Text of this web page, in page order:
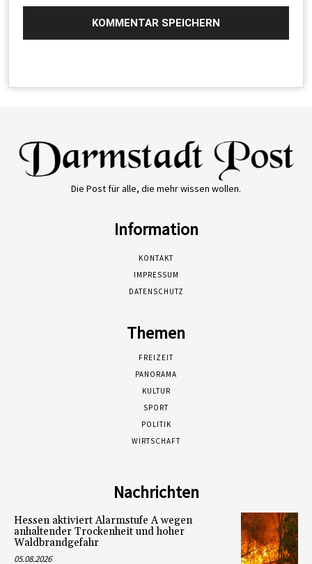
Die Post für alle, die mehr wissen wollen.
Information
KONTAKT
IMPRESSUM
DATENSCHUTZ
Themen
FREIZEIT
PANORAMA
KULTUR
SPORT
POLITIK
WIRTSCHAFT
Nachrichten
Hessen aktiviert Alarmstufe A wegen
anhaltender Trockenheit und hoher
Waldbrandgefahr
05.08.2026